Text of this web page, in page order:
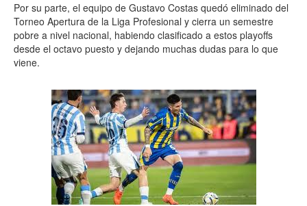
Por su parte, el equipo de Gustavo Costas quedó eliminado del
Torneo Apertura de la Liga Profesional y cierra un semestre
pobre a nivel nacional, habiendo clasificado a estos playoffs
desde el octavo puesto y dejando muchas dudas para lo que
viene.